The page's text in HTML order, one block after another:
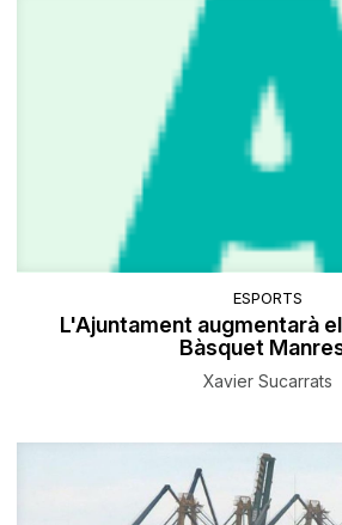
ESPORTS
L'Ajuntament augmentarà
Bàsquet
Xavier Sucarrats